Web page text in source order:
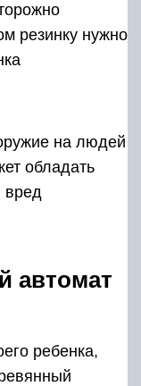
резинку нужно
на людей
обладать
вред
автомат
ребенка,